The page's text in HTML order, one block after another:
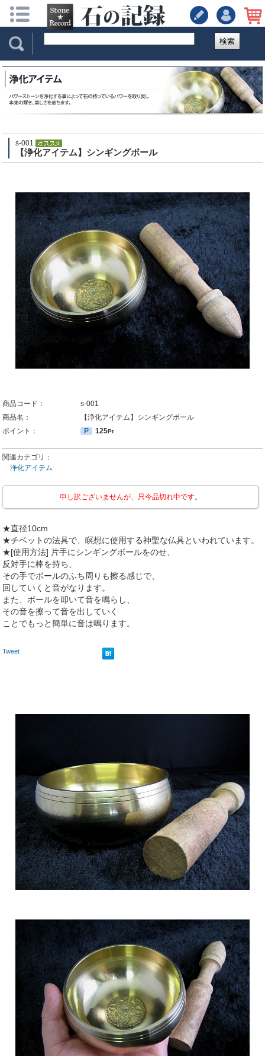
検索
s-001
【浄化アイテム】シンギングボール
商品コード：
s-001
商品名：
【浄化アイテム】シンギングボール
ポイント：
P 125Pt
関連カテゴリ：
浄化アイテム
申し訳ございませんが、只今品切れ中です。
★直径10cm
★チベットの法具で、瞑想に使用する神聖な仏具といわれています。
★[使用方法] 片手にシンギングボールをのせ、
反対手に棒を持ち、
その手でボールのふち周りも擦る感じで、
回していくと音がなります。
また、ボールを叩いて音を鳴らし、
その音を擦って音を出していく
ことでもっと簡単に音は鳴ります。
Tweet